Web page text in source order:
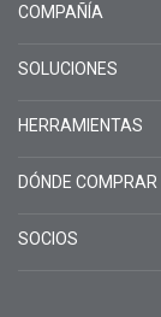
COMPAÑÍA
SOLUCIONES
HERRAMIENTAS
DÓNDE COMPRAR
SOCIOS